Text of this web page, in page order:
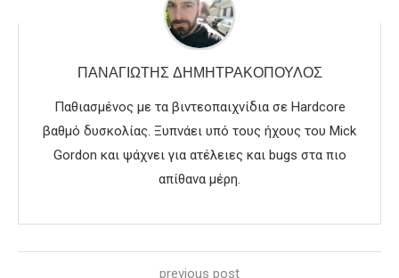
ΠΑΝΑΓΙΏΤΗΣ ΔΗΜΗΤΡΑΚΌΠΟΥΛΟΣ
Παθιασμένος με τα βιντεοπαιχνίδια σε Hardcore
βαθμό δυσκολίας. Ξυπνάει υπό τους ήχους του Mick
Gordon και ψάχνει για ατέλειες και bugs στα πιο
απίθανα μέρη.
previous post